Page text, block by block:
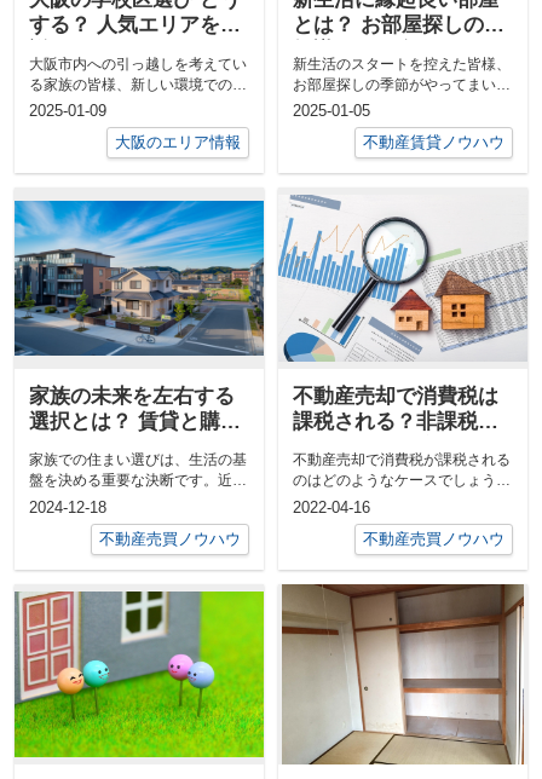
する？ 人気エリアを解
大阪市内への引っ越しを考えてい
る家族の皆様、新しい環境での生
活に期待が高まっていることでし
ょう。その...
2025-01-09
大阪のエリア情報
とは？ お部屋探しの豆
新生活のスタートを控えた皆様、
お部屋探しの季節がやってまいり
ました。新しい環境で心機一転、
幸せな日々...
2025-01-05
不動産賃貸ノウハウ
家族の未来を左右する
選択とは？ 賃貸と購入
家族での住まい選びは、生活の基
盤を決める重要な決断です。近
年、賃貸と購入のどちらを選ぶべ
きか悩む家族...
2024-12-18
不動産売買ノウハウ
不動産売却で消費税は
課税される？非課税に
解説
不動産売却で消費税が課税される
のはどのようなケースでしょう
か。個人契約か法人契約かでも消
費税の課税の...
2022-04-16
不動産売買ノウハウ